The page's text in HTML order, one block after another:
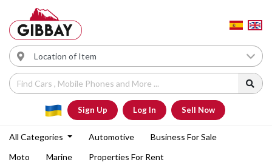
Sign Up Log In Sell Now
All Categories Automotive
Business For Sale
Moto
Marine
Properties For Rent